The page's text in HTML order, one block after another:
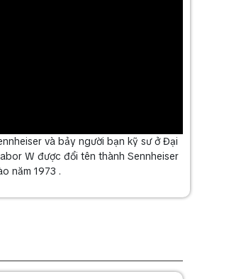
và bảy người bạn kỹ sư ở Đại
W được đổi tên thành Sennheiser
năm 1973 .